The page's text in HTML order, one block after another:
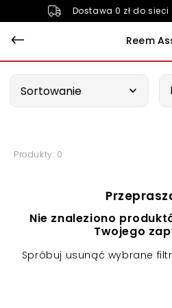
Dostawa 0 zł do
Reem
Sortowanie
Produkty: 0
Nie znaleziono
Twojego
Spróbuj usunąć wybrane